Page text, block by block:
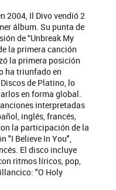
2004, Il Divo vendió 2
álbum. Su punta de
de “Unbreak My
la primera canción
la primera posición
ha triunfado en
de Platino, lo
en forma global.
interpretadas
inglés, francés,
la participación de la
"I Believe In You",
El disco incluye
ritmos líricos, pop,
"O Holy